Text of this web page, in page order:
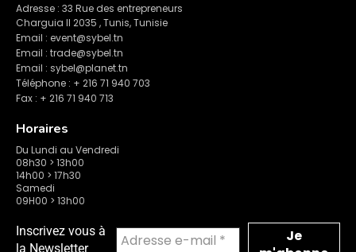
Adresse : 33 Rue des entrepreneurs
Charguia II 2035 , Tunis, Tunisie
Email : event@sybel.tn
Email : trade@sybel.tn
Email : sybel@planet.tn
Téléphone : + 216 71 940 703
Fax : + 216 71 940 713
Horaires
Du Lundi au Vendredi
08h30 > 13h00
14h00 > 17h30
Samedi
09H00 > 13h00
Inscrivez vous à
la Newsletter